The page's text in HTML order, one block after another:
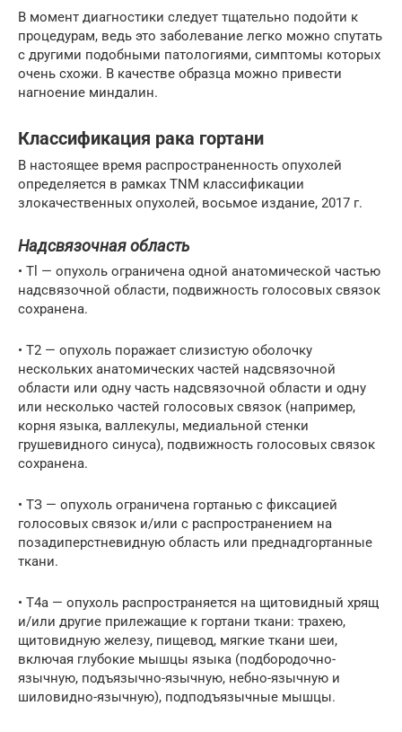
В момент диагностики следует тщательно подойти к
процедурам, ведь это заболевание легко можно спутать
с другими подобными патологиями, симптомы которых
очень схожи. В качестве образца можно привести
нагноение миндалин.
Классификация рака гортани
В настоящее время распространенность опухолей
определяется в рамках TNM классификации
злокачественных опухолей, восьмое издание, 2017 г.
Надсвязочная область
• Tl — опухоль ограничена одной анатомической частью
надсвязочной области, подвижность голосовых связок
сохранена.
• Т2 — опухоль поражает слизистую оболочку
нескольких анатомических частей надсвязочной
области или одну часть надсвязочной области и одну
или несколько частей голосовых связок (например,
корня языка, валлекулы, медиальной стенки
грушевидного синуса), подвижность голосовых связок
сохранена.
• ТЗ — опухоль ограничена гортанью с фиксацией
голосовых связок и/или с распространением на
позадиперстневидную область или преднадгортанные
ткани.
• Т4а — опухоль распространяется на щитовидный хрящ
и/или другие прилежащие к гортани ткани: трахею,
щитовидную железу, пищевод, мягкие ткани шеи,
включая глубокие мышцы языка (подбородочно-
язычную, подъязычно-язычную, небно-язычную и
шиловидно-язычную), подподъязычные мышцы.